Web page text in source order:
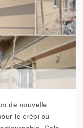
de nouvelle
le crépi ou